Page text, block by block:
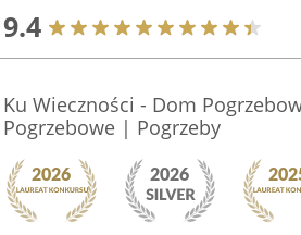
9.4
Ku Wieczności - Dom
Pogrzebowe | Pogrzeby